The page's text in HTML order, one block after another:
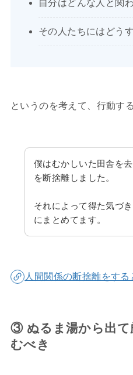
自分はどんな人と関
その人たちにはどう
というのを考えて、行動す
僕はむかしいた田舎を
を断捨離しました。
それによって得た気づ
にまとめてます。
人間関係の断捨離をす
③ ぬるま湯から出て
むべき